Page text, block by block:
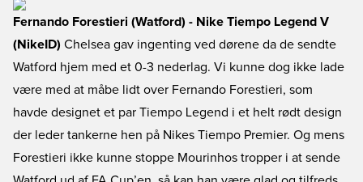
Fernando Forestieri (Watford) - Nike Tiempo Legend V
(NikeID) Chelsea gav ingenting ved dørene da de sendte
Watford hjem med et 0-3 nederlag. Vi kunne dog ikke lade
være med at måbe lidt over Fernando Forestieri, som
havde designet et par Tiempo Legend i et helt rødt design
der leder tankerne hen på Nikes Tiempo Premier. Og mens
Forestieri ikke kunne stoppe Mourinhos tropper i at sende